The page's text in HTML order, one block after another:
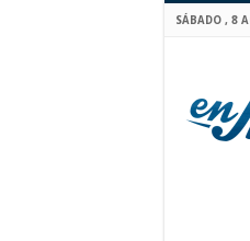
SÁBADO , 8